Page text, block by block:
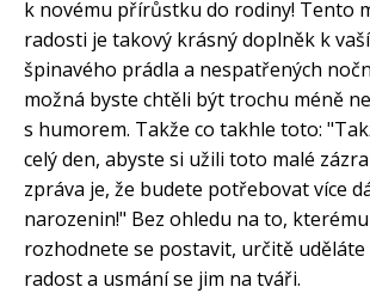
k novému přírůstku do rodiny! Tento
radosti je takový krásný doplněk k
špinavého prádla a nespatřených
možná byste chtěli být trochu méně
s humorem. Takže co takhle toto:
celý den, abyste si užili toto malé
zpráva je, že budete potřebovat více
narozenin!" Bez ohledu na to,
rozhodnete se postavit, určitě
radost a usmání se jim na tváři.